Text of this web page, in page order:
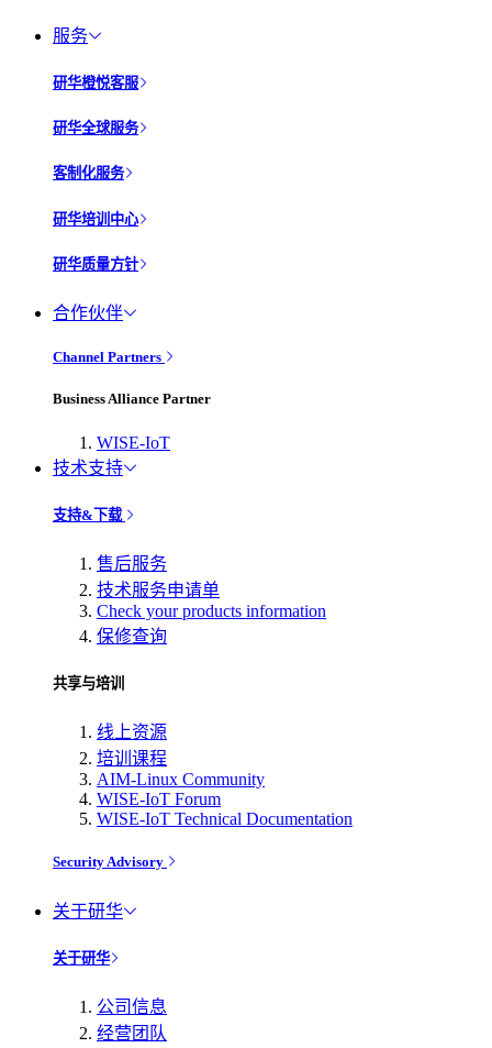
服务
研华橙悦客服
研华全球服务
客制化服务
研华培训中心
研华质量方针
合作伙伴
Channel Partners
Business Alliance Partner
WISE-IoT
技术支持
支持&下载
售后服务
技术服务申请单
Check your products information
保修查询
共享与培训
线上资源
培训课程
AIM-Linux Community
WISE-IoT Forum
WISE-IoT Technical Documentation
Security Advisory
关于研华
关于研华
公司信息
经营团队